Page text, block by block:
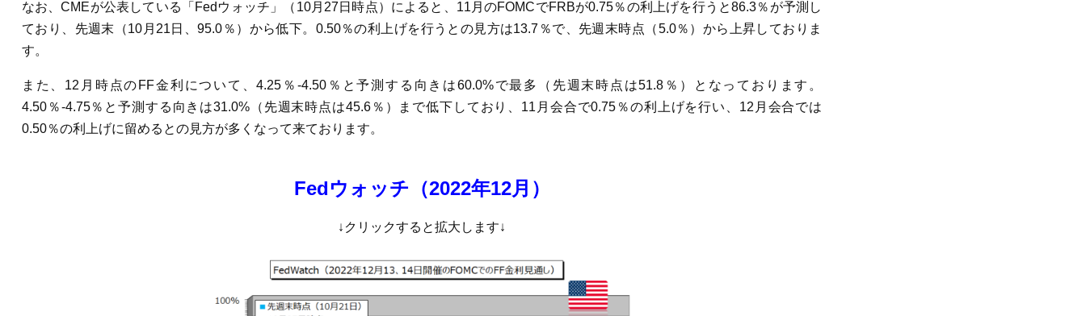
なお、CMEが公表している「Fedウォッチ」（10月27日時点）によると、11月のFOMCでFRBが0.75％の利上げを行うと86.3％が予測し
ており、先週末（10月21日、95.0％）から低下。0.50％の利上げを行うとの見方は13.7％で、先週末時点（5.0％）から上昇しておりま
す。
また、12月時点のFF金利について、4.25％-4.50％と予測する向きは60.0%で最多（先週末時点は51.8％）となっております。
4.50％-4.75％と予測する向きは31.0%（先週末時点は45.6％）まで低下しており、11月会合で0.75％の利上げを行い、12月会合では
0.50％の利上げに留めるとの見方が多くなって来ております。
Fedウォッチ（2022年12月）
↓クリックすると拡大します↓